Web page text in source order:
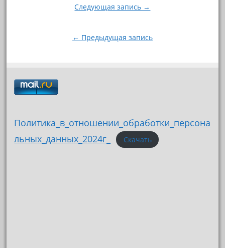
Следующая запись →
← Предыдущая запись
Политика_в_отношении_обработки_персона
льных_данных_2024г_
Скачать